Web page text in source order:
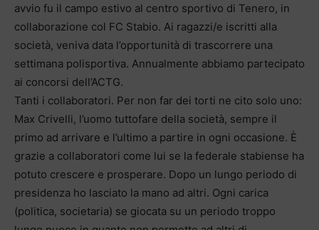
avvio fu il campo estivo al centro sportivo di Tenero, in
collaborazione col FC Stabio. Ai ragazzi/e iscritti alla
società, veniva data l’opportunità di trascorrere una
settimana polisportiva. Annualmente abbiamo partecipato
ai concorsi dell’ACTG.
Tanti i collaboratori. Per non far dei torti ne cito solo uno:
Max Crivelli, l’uomo tuttofare della società, sempre il
primo ad arrivare e l’ultimo a partire in ogni occasione. È
grazie a collaboratori come lui se la federale stabiense ha
potuto crescere e prosperare. Dopo un lungo periodo di
presidenza ho lasciato la mano ad altri. Ogni carica
(politica, societaria) se giocata su un periodo troppo